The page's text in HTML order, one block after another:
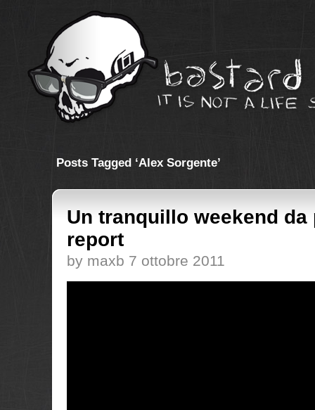
Posts Tagged ‘Alex Sorgente’
Un tranquillo weekend da
report
by maxb 7 ottobre 2011